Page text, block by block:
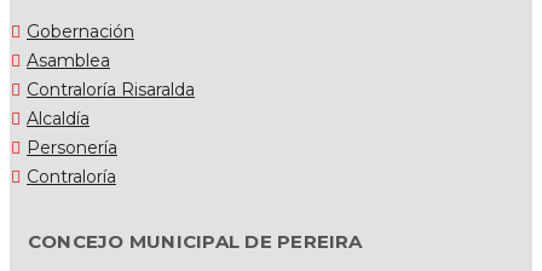
Gobernación
Asamblea
Contraloría Risaralda
Alcaldía
Personería
Contraloría
CONCEJO MUNICIPAL DE PEREIRA